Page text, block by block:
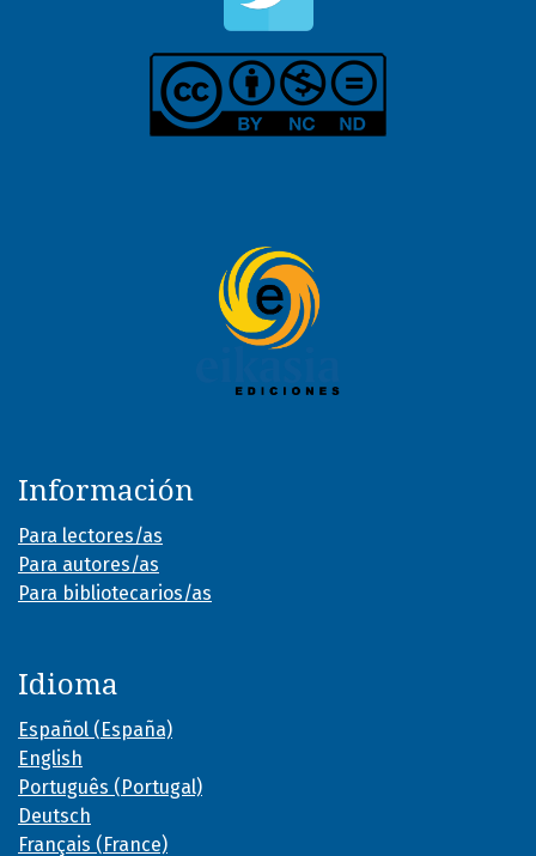
Información
Para lectores/as
Para autores/as
Para bibliotecarios/as
Idioma
Español (España)
English
Português (Portugal)
Deutsch
Français (France)